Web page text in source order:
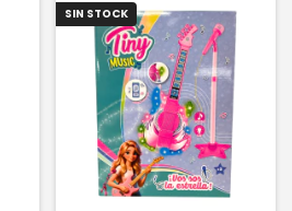
SIN STOCK